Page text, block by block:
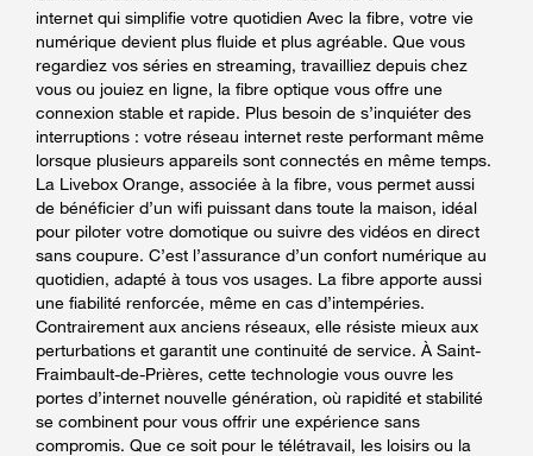
internet qui simplifie votre quotidien Avec la fibre, votre vie
numérique devient plus fluide et plus agréable. Que vous
regardiez vos séries en streaming, travailliez depuis chez
vous ou jouiez en ligne, la fibre optique vous offre une
connexion stable et rapide. Plus besoin de s’inquiéter des
interruptions : votre réseau internet reste performant même
lorsque plusieurs appareils sont connectés en même temps.
La Livebox Orange, associée à la fibre, vous permet aussi
de bénéficier d’un wifi puissant dans toute la maison, idéal
pour piloter votre domotique ou suivre des vidéos en direct
sans coupure. C’est l’assurance d’un confort numérique au
quotidien, adapté à tous vos usages. La fibre apporte aussi
une fiabilité renforcée, même en cas d’intempéries.
Contrairement aux anciens réseaux, elle résiste mieux aux
perturbations et garantit une continuité de service. À Saint-
Fraimbault-de-Prières, cette technologie vous ouvre les
portes d’internet nouvelle génération, où rapidité et stabilité
se combinent pour vous offrir une expérience sans
compromis. Que ce soit pour le télétravail, les loisirs ou la